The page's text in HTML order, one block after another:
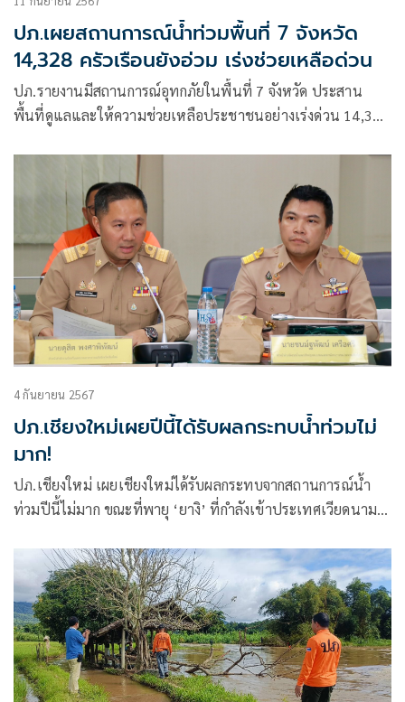
ปภ.เผยสถานการณ์น้ำท่วมพื้นที่ 7 จังหวัด
14,328 ครัวเรือนยังอ่วม เร่งช่วยเหลือด่วน
ปภ.รายงานมีสถานการณ์อุทกภัยในพื้นที่ 7 จังหวัด ประสาน
พื้นที่ดูแลและให้ความช่วยเหลือประชาชนอย่างเร่งด่วน 14,328
4 กันยายน 2567
ปภ.เชียงใหม่เผยปีนี้ได้รับผลกระทบน้ำท่วมไม่
มาก!
ปภ.เชียงใหม่ เผยเชียงใหม่ได้รับผลกระทบจากสถานการณ์น้ำ
ท่วมปีนี้ไม่มาก ขณะที่พายุ ‘ยางิ’ ที่กำลังเข้าประเทศเวียดนาม